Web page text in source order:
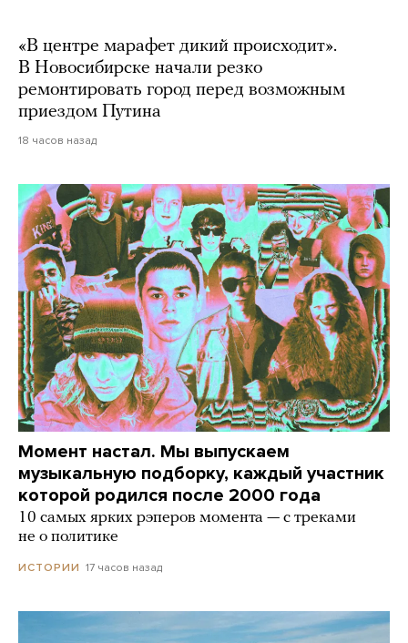
«В центре марафет дикий происходит».
В Новосибирске начали резко
ремонтировать город перед возможным
приездом Путина
18 часов назад
Момент настал. Мы выпускаем
музыкальную подборку, каждый участник
которой родился после 2000 года
10 самых ярких рэперов момента — с треками
не о политике
ИСТОРИИ 17 часов назад